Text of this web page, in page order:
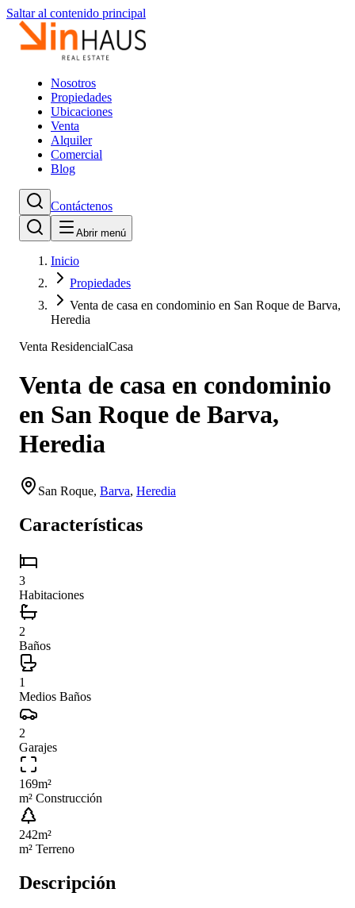
Saltar al contenido principal
Nosotros
Propiedades
Ubicaciones
Venta
Alquiler
Comercial
Blog
Contáctenos
Abrir menú
Inicio
Propiedades
Venta de casa en condominio en San Roque de Barva,
Heredia
Venta ResidencialCasa
Venta de casa en condominio
en San Roque de Barva,
Heredia
San Roque, Barva, Heredia
Características
3
Habitaciones
2
Baños
1
Medios Baños
2
Garajes
169m²
m² Construcción
242m²
m² Terreno
Descripción